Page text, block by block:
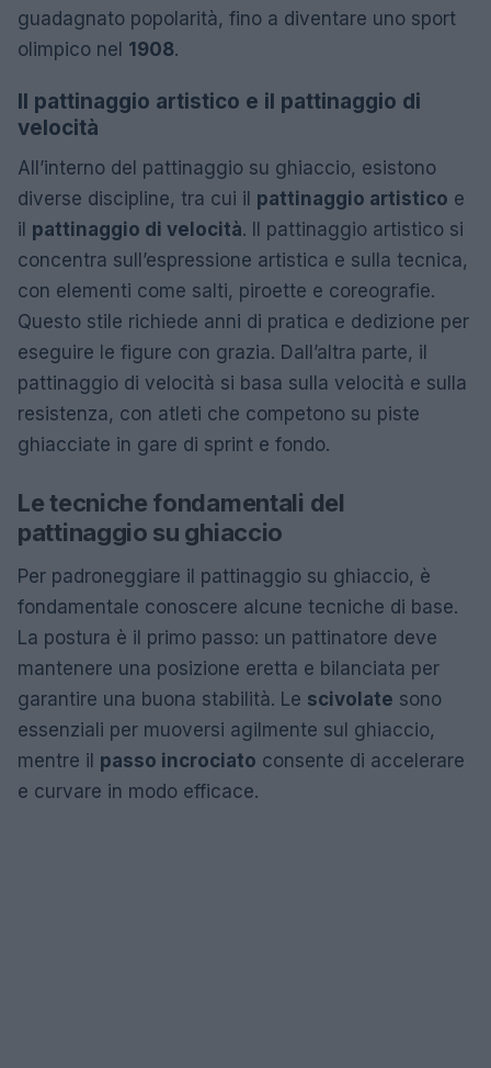
guadagnato popolarità, fino a diventare uno sport
olimpico nel 1908.
Il pattinaggio artistico e il pattinaggio di
velocità
All’interno del pattinaggio su ghiaccio, esistono
diverse discipline, tra cui il pattinaggio artistico e
il pattinaggio di velocità. Il pattinaggio artistico si
concentra sull’espressione artistica e sulla tecnica,
con elementi come salti, piroette e coreografie.
Questo stile richiede anni di pratica e dedizione per
eseguire le figure con grazia. Dall’altra parte, il
pattinaggio di velocità si basa sulla velocità e sulla
resistenza, con atleti che competono su piste
ghiacciate in gare di sprint e fondo.
Le tecniche fondamentali del
pattinaggio su ghiaccio
Per padroneggiare il pattinaggio su ghiaccio, è
fondamentale conoscere alcune tecniche di base.
La postura è il primo passo: un pattinatore deve
mantenere una posizione eretta e bilanciata per
garantire una buona stabilità. Le scivolate sono
essenziali per muoversi agilmente sul ghiaccio,
mentre il passo incrociato consente di accelerare
e curvare in modo efficace.